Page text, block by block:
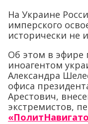
На Украине
имперского
исторически не
Об этом в эфире
иноагентом
Александра
офиса
Арестович,
экстремистов,